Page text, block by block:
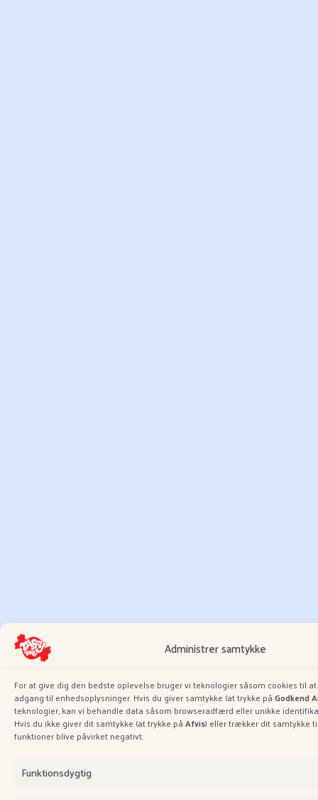
Administrer samtykke
For at give dig den bedste oplevelse bruger vi teknologier såsom cookies til
adgang til enhedsoplysninger. Hvis du giver samtykke (at trykke påGodkend
teknologier, kan vi behandle data såsom browseradfærd eller unikke
Hvis du ikke giver dit samtykke (at trykke påAfvis) eller trækker dit samtykke
funktioner blive påvirket negativt.
Funktionsdygtig